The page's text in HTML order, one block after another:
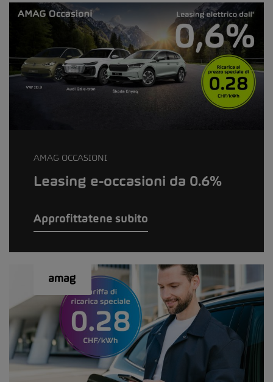
AMAG OCCASIONI
Leasing e-occasioni da 0.6%
Approfittatene subito